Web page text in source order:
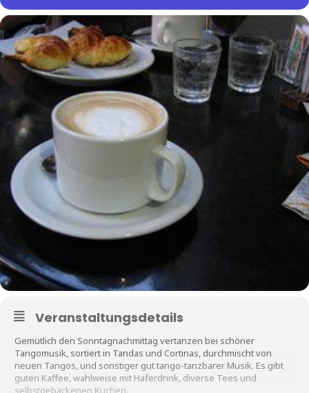
Veranstaltungsdetails
Gemütlich den Sonntagnachmittag vertanzen bei schöner
Tangomusik, sortiert in Tandas und Cortinas, durchmischt von
neuen Tangos, und sonstiger gut tango-tanzbarer Musik. Es gibt
guten Kaffee, wahlweise mit Haferdrink, diverse Tees und
selbstgebackenen Kuchen.